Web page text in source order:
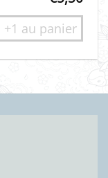
+1 au panier